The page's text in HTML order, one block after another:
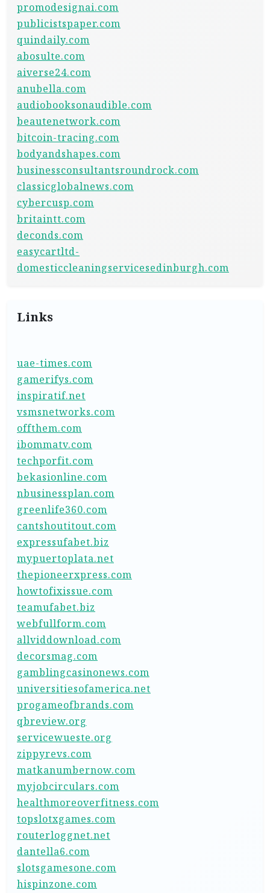
promodesignai.com
publicistspaper.com
quindaily.com
abosulte.com
aiverse24.com
anubella.com
audiobooksonaudible.com
beautenetwork.com
bitcoin-tracing.com
bodyandshapes.com
businessconsultantsroundrock.com
classicglobalnews.com
cybercusp.com
britaintt.com
deconds.com
easycartltd-
domesticcleaningservicesedinburgh.com
Links
uae-times.com
gamerifys.com
inspiratif.net
vsmsnetworks.com
offthem.com
ibommatv.com
techporfit.com
bekasionline.com
nbusinessplan.com
greenlife360.com
cantshoutitout.com
expressufabet.biz
mypuertoplata.net
thepioneerxpress.com
howtofixissue.com
teamufabet.biz
webfullform.com
allviddownload.com
decorsmag.com
gamblingcasinonews.com
universitiesofamerica.net
progameofbrands.com
qbreview.org
servicewueste.org
zippyrevs.com
matkanumbernow.com
myjobcirculars.com
healthmoreoverfitness.com
topslotxgames.com
routerloggnet.net
dantella6.com
slotsgamesone.com
hispinzone.com